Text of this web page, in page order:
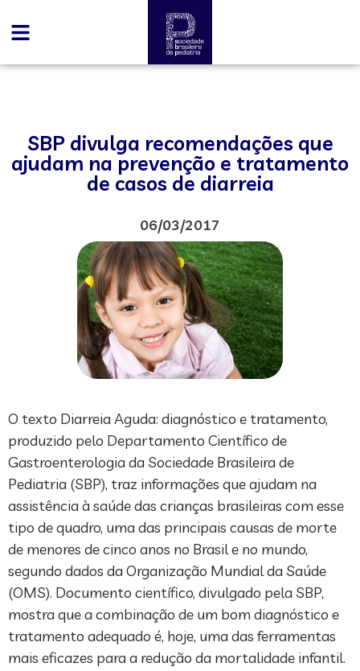
SBP divulga recomendações que
ajudam na prevenção e tratamento
de casos de diarreia
06/03/2017
O texto Diarreia Aguda: diagnóstico e tratamento,
produzido pelo Departamento Científico de
Gastroenterologia da Sociedade Brasileira de
Pediatria (SBP), traz informações que ajudam na
assistência à saúde das crianças brasileiras com esse
tipo de quadro, uma das principais causas de morte
de menores de cinco anos no Brasil e no mundo,
segundo dados da Organização Mundial da Saúde
(OMS). Documento científico, divulgado pela SBP,
mostra que a combinação de um bom diagnóstico e
tratamento adequado é, hoje, uma das ferramentas
mais eficazes para a redução da mortalidade infantil.